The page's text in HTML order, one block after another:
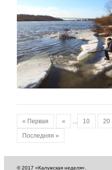
« Первая « 10 20
Последняя »
© 2017 «Калужская неделя».